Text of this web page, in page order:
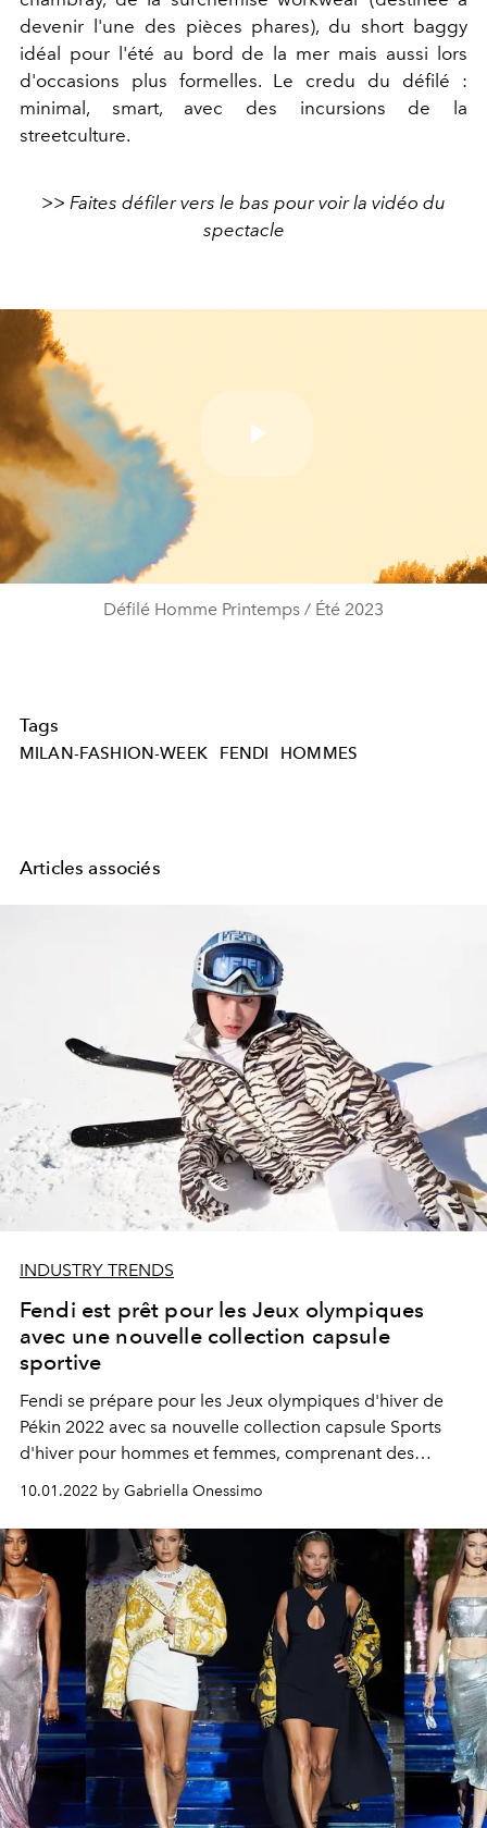
devenir l'une des pièces phares), du short baggy
idéal pour l'été au bord de la mer mais aussi lors
d'occasions plus formelles. Le credu du défilé :
minimal, smart, avec des incursions de la
streetculture.
>> Faites défiler vers le bas pour voir la vidéo du
spectacle
Défilé Homme Printemps / Été 2023
Tags
MILAN-FASHION-WEEK FENDI HOMMES
Articles associés
INDUSTRY TRENDS
Fendi est prêt pour les Jeux olympiques
avec une nouvelle collection capsule
sportive
Fendi se prépare pour les Jeux olympiques d'hiver de
Pékin 2022 avec sa nouvelle collection capsule Sports
d'hiver pour hommes et femmes, comprenant des
vêtements techniques durables ainsi que des sacs et des
accessoires d'hiver.
10.01.2022 by Gabriella Onessimo